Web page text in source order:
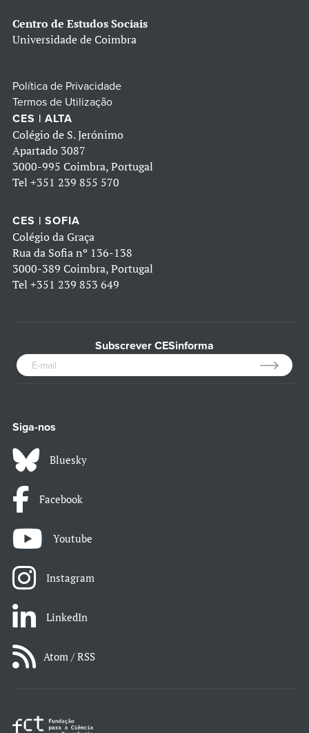
Centro de Estudos Sociais
Universidade de Coimbra
Política de Privacidade
Termos de Utilização
CES | ALTA
Colégio de S. Jerónimo
Apartado 3087
3000-995 Coimbra, Portugal
Tel +351 239 855 570
CES | SOFIA
Colégio da Graça
Rua da Sofia nº 136-138
3000-389 Coimbra, Portugal
Tel +351 239 853 649
Subscrever CESinforma
Siga-nos
Bluesky
Facebook
Youtube
Instagram
LinkedIn
Atom / RSS